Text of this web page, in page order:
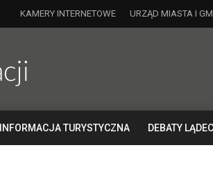
KAMERY INTERNETOWE URZĄD MIASTA I
INFORMACJA TURYSTYCZNA DEBATY